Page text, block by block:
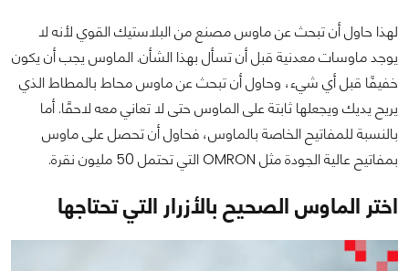
لهذا حاول أن تبحث عن ماوس مصنع من البلاستيك القوي لأنه لا
يوجد ماوسات معدنية قبل أن تسأل بهذا الشأن. الماوس يجب أن يكون
خفيفًا قبل أي شيء، وحاول أن تبحث عن ماوس محاط بالمطاط الذي
يريح يديك ويجعلها ثابتة على الماوس حتى لا تعاني معه لاحقًا. أما
بالنسبة للمفاتيح الخاصة بالماوس، فحاول أن تحصل على ماوس
بمفاتيح عالية الجودة مثل OMRON التي تحتمل 50 مليون نقرة.
اختر الماوس الصحيح بالأزرار التي تحتاجها